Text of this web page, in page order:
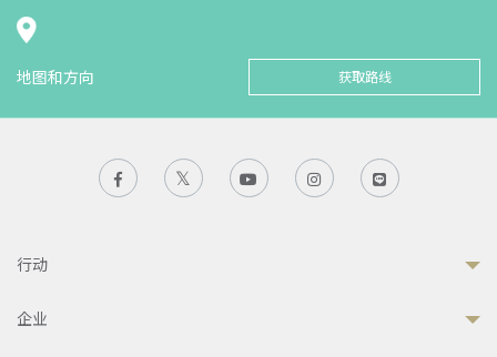
地图和方向 获取路线
行动
企业